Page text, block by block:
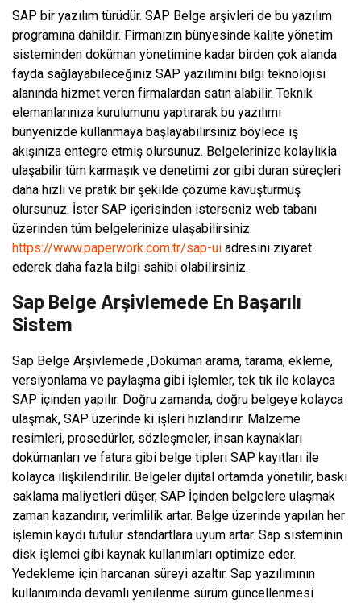
SAP bir yazılım türüdür. SAP Belge arşivleri de bu yazılım
programına dahildir. Firmanızın bünyesinde kalite yönetim
sisteminden doküman yönetimine kadar birden çok alanda
fayda sağlayabileceğiniz SAP yazılımını bilgi teknolojisi
alanında hizmet veren firmalardan satın alabilir. Teknik
elemanlarınıza kurulumunu yaptırarak bu yazılımı
bünyenizde kullanmaya başlayabilirsiniz böylece iş
akışınıza entegre etmiş olursunuz. Belgelerinize kolaylıkla
ulaşabilir tüm karmaşık ve denetimi zor gibi duran süreçleri
daha hızlı ve pratik bir şekilde çözüme kavuşturmuş
olursunuz. İster SAP içerisinden isterseniz web tabanı
üzerinden tüm belgelerinize ulaşabilirsiniz.
https://www.paperwork.com.tr/sap-ui adresini ziyaret
ederek daha fazla bilgi sahibi olabilirsiniz.
Sap Belge Arşivlemede En Başarılı
Sistem
Sap Belge Arşivlemede ,Doküman arama, tarama, ekleme,
versiyonlama ve paylaşma gibi işlemler, tek tık ile kolayca
SAP içinden yapılır. Doğru zamanda, doğru belgeye kolayca
ulaşmak, SAP üzerinde ki işleri hızlandırır. Malzeme
resimleri, prosedürler, sözleşmeler, insan kaynakları
dokümanları ve fatura gibi belge tipleri SAP kayıtları ile
kolayca ilişkilendirilir. Belgeler dijital ortamda yönetilir, baskı
saklama maliyetleri düşer, SAP İçinden belgelere ulaşmak
zaman kazandırır, verimlilik artar. Belge üzerinde yapılan her
işlemin kaydı tutulur standartlara uyum artar. Sap sisteminin
disk işlemci gibi kaynak kullanımları optimize eder.
Yedekleme için harcanan süreyi azaltır. Sap yazılımının
kullanımında devamlı yenilenme sürüm güncellenmesi